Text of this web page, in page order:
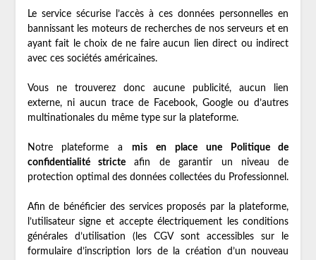
Le service sécurise l’accès à ces données personnelles en
bannissant les moteurs de recherches de nos serveurs et en
ayant fait le choix de ne faire aucun lien direct ou indirect
avec ces sociétés américaines.
Vous ne trouverez donc aucune publicité, aucun lien
externe, ni aucun trace de Facebook, Google ou d’autres
multinationales du même type sur la plateforme.
Notre plateforme amis en place une Politique de
confidentialité stricteafin de garantir un niveau de
protection optimal des données collectées du Professionnel.
Afin de bénéficier des services proposés par la plateforme,
l’utilisateur signe et accepte électriquement les conditions
générales d’utilisation (les CGV sont accessibles sur le
formulaire d’inscription lors de la création d’un nouveau